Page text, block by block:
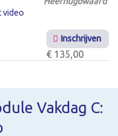
video
Inschrijven
€ 135,00
Vakdag C: